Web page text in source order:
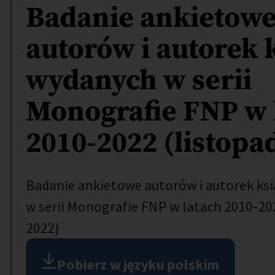
Badanie ankietowe
autorów i autorek
wydanych w serii
Monografie FNP
2010-2022
Badanie ankietowe autorów i autorek
w serii Monografie FNP w latach 2010-
2022)
Pobierz w języku polskim